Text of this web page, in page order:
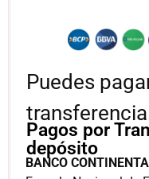
Puedes
BANCO
Pagos por
depósito